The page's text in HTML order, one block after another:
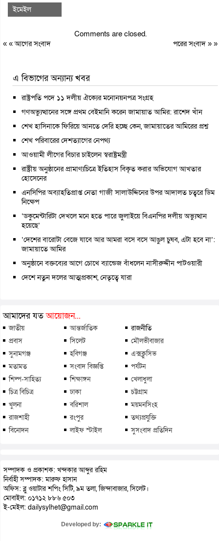
ইমেইল
Comments are closed.
« «আগের সংবাদ পরের সংবাদ» »
এ বিভাগের অন্যান্য খবর
রাষ্ট্রপতি পদে ১১ দলীয় ঐক্যের মনোনয়নপত্র সংগ্রহ
গণঅভ্যুত্থানের সঙ্গে প্রথম বেইমানি করেন জামায়াত আমির: রাশেদ খাঁন
শেখ হাসিনাকে ফিরিয়ে আনতে দেরি হচ্ছে কেন, জামায়াতের আমিরের প্রশ্ন
শেখ পরিবারের দেশত্যাগের নেপথ্য
আওয়ামী লীগের বিচার চাইলেন স্বরাষ্ট্রমন্ত্রী
রাষ্ট্রীয় অনুষ্ঠানের প্রামাণ্যচিত্রে ইতিহাস বিকৃত করার অভিযোগ আখতার
হোসেনের
এনসিপির অব্যাহতিপ্রাপ্ত নেতা গাজী সালাউদ্দিনের উপর আদালত চত্বরে ডিম
নিক্ষেপ
‘ডকুমেন্টারিটা দেখলে মনে হতে পারে জুলাইয়ে বিএনপির দলীয় অভ্যুত্থান
হয়েছে’
‘দেশের বারোটা বেজে যাবে আর আমরা বসে বসে আঙুল চুষব, এটা হবে না’:
জামায়াতে আমির
অনুষ্ঠানে বক্তব্যের আগে চোখে ব্যান্ডেজ বাঁধলেন নাসীরুদ্দীন পাটওয়ারী
দেশে নতুন দলের আত্মপ্রকাশ, নেতৃত্বে যারা
আমাদের যতআয়োজন...
জাতীয় আন্তর্জাতিক
রাজনীতি
প্রবাস
সিলেট
মৌলভীবাজার
সুনামগঞ্জ
হবিগঞ্জ
এক্সক্লুসিভ
মতামত
সংবাদ বিজ্ঞপ্তি
পর্যটন
শিল্প-সাহিত্য
শিক্ষাঙ্গন
খেলাধুলা
চিত্র বিচিত্র
ঢাকা
চট্টগ্রাম
খুলনা
বরিশাল
ময়মনসিংহ
রাজশাহী
রংপুর
তথ্যপ্রযুক্তি
বিনোদন
লাইফ স্টাইল সুসংবাদ প্রতিদিন
সম্পাদক ও প্রকাশক: খন্দকার আব্দুর রহিম
নির্বাহী সম্পাদক: মারুফ হাসান
অফিস: ব্লু ওয়াটার শপিং সিটি, ৯ম তলা, জিন্দাবাজার, সিলেট।
মোবাইল: ০১৭১২ ৮৮৬ ৫০৩
ই-মেইল: dailysylhet@gmail.com
Developed by: